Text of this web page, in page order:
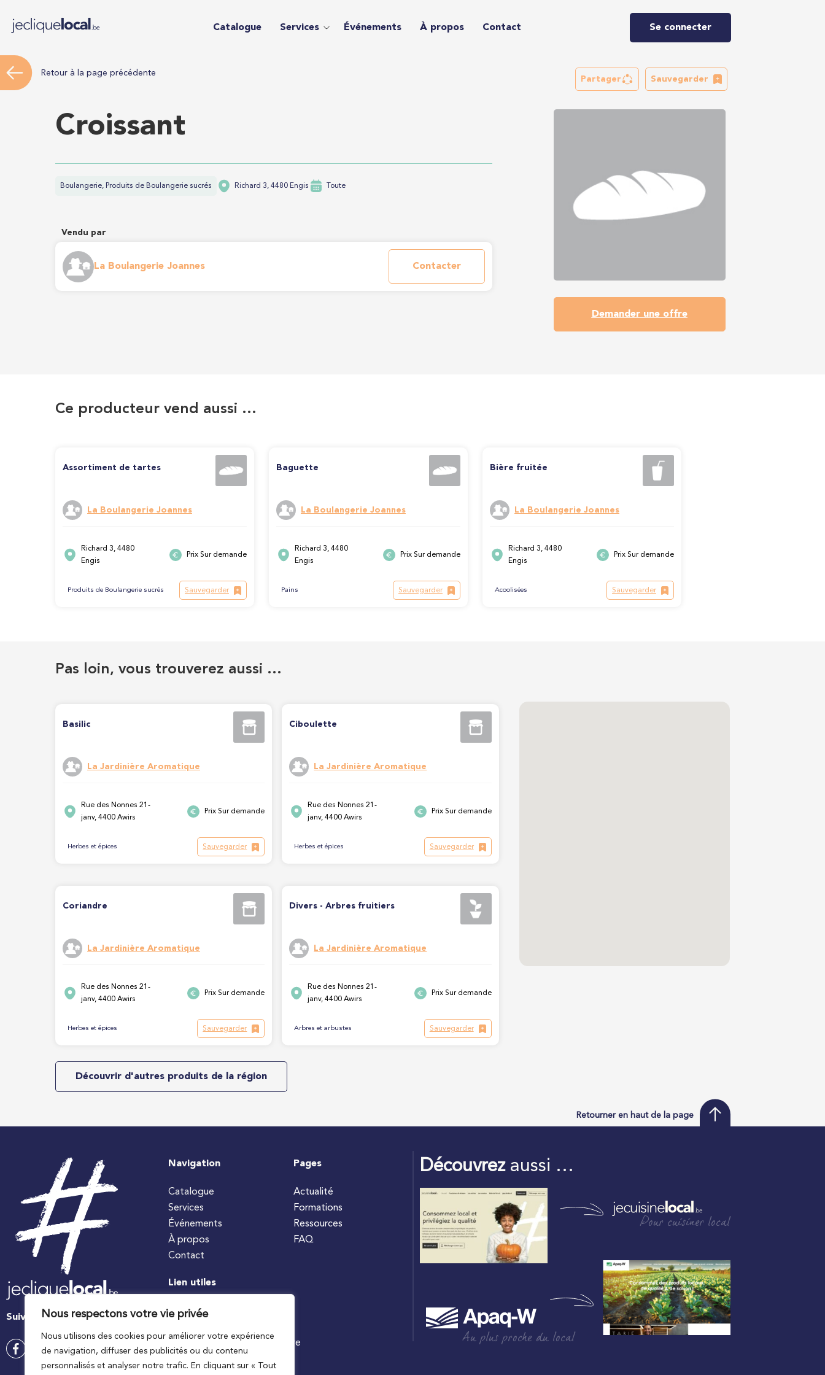
Nous respectons votre vie privée
Nous utilisons des cookies pour améliorer votre expérience
de navigation, diffuser des publicités ou du contenu
personnalisés et analyser notre trafic. En cliquant sur « Tout
Catalogue Services Événements À propos Contact Se connecter
Retour à la page précédente
Partager Sauvegarder
Croissant
Boulangerie, Produits de Boulangerie sucrés Richard 3, 4480 Engis Toute
Vendu par
La Boulangerie Joannes Contacter
Demander une offre
Ce producteur vend aussi …
Assortiment de tartes
La Boulangerie Joannes
Richard 3, 4480
Engis
Prix Sur demande
Produits de Boulangerie sucrés Sauvegarder
Baguette
La Boulangerie Joannes
Richard 3, 4480
Engis
Prix Sur demande
Pains Sauvegarder
Bière fruitée
La Boulangerie Joannes
Richard 3, 4480
Engis
Prix Sur demande
Acoolisées Sauvegarder
Pas loin, vous trouverez aussi …
Basilic
La Jardinière Aromatique
Rue des Nonnes 21-
janv, 4400 Awirs
Prix Sur demande
Herbes et épices Sauvegarder
Ciboulette
La Jardinière Aromatique
Rue des Nonnes 21-
janv, 4400 Awirs
Prix Sur demande
Herbes et épices Sauvegarder
Coriandre
La Jardinière Aromatique
Rue des Nonnes 21-
janv, 4400 Awirs
Prix Sur demande
Herbes et épices Sauvegarder
Divers - Arbres fruitiers
La Jardinière Aromatique
Rue des Nonnes 21-
janv, 4400 Awirs
Prix Sur demande
Arbres et arbustes Sauvegarder
Découvrir d'autres produits de la région
Retourner en haut de la page
Suivez-nous
Navigation
Catalogue
Services
Événements
À propos
Contact
Pages
Actualité
Formations
Ressources
FAQ
Lien utiles
#jecuisinelocal
Ministre wallon de l’agriculture
Découvrezaussi …
Pour cuisiner local
Au plus proche du local